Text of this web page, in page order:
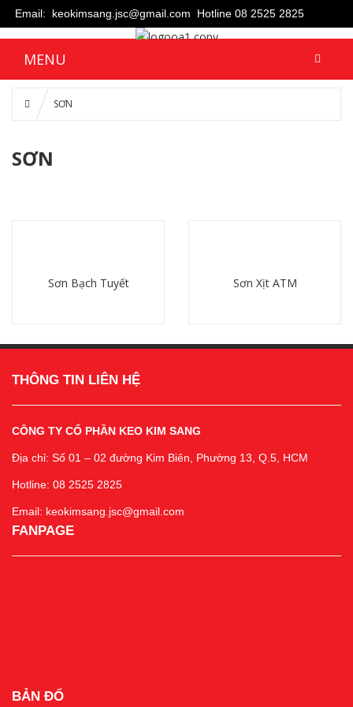
Email: keokimsang.jsc@gmail.com Hotline 08 2525 2825
MENU
SƠN
SƠN
Sơn Bạch Tuyết Sơn Xịt ATM
THÔNG TIN LIÊN HỆ
CÔNG TY CỔ PHẦN KEO KIM SANG
Địa chỉ: Số 01 – 02 đường Kim Biên, Phường 13, Q.5, HCM
Hotline: 08 2525 2825
Email: keokimsang.jsc@gmail.com
FANPAGE
BẢN ĐỔ